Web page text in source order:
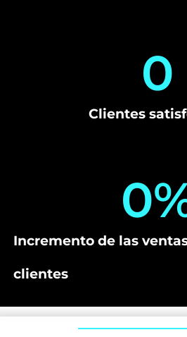
Clientes
0
Incremento de las
clientes
0